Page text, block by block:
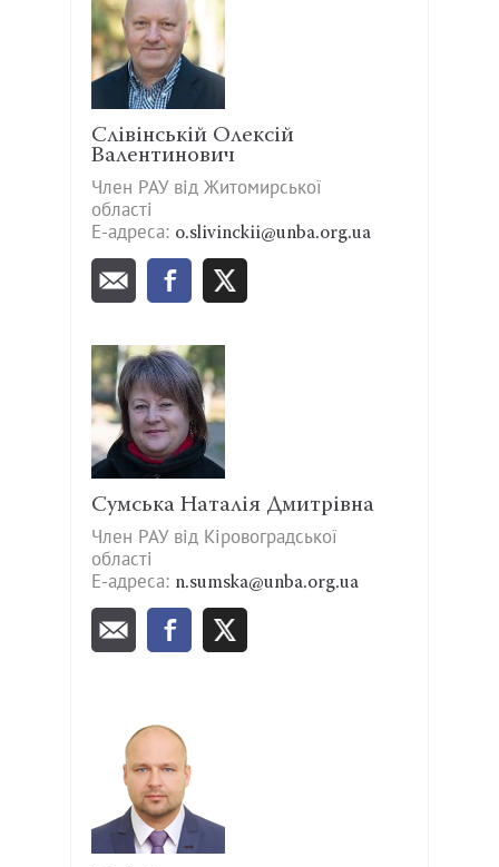
Слівінській Олексій
Валентинович
Член РАУ від Житомирської
області
Е-адреса: o.slivinckii@unba.org.ua
Сумська Наталія Дмитрівна
Член РАУ від Кіровоградської
області
Е-адреса: n.sumska@unba.org.ua